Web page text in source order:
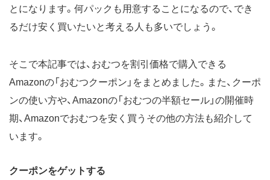
とになります。何パックも用意することになるので、でき
るだけ安く買いたいと考える人も多いでしょう。
そこで本記事では、おむつを割引価格で購入できる
Amazonの「おむつクーポン」をまとめました。また、クーポ
ンの使い方や、Amazonの「おむつの半額セール」の開催時
期、Amazonでおむつを安く買うその他の方法も紹介して
います。
クーポンをゲットする